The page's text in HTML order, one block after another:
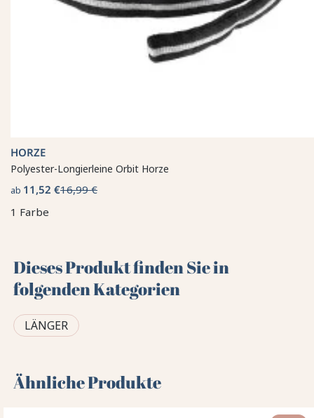
HORZE
Polyester-Longierleine Orbit Horze
ab 11,52 €16,99 €
1 Farbe
Dieses Produkt finden Sie in
folgenden Kategorien
LÄNGER
Ähnliche Produkte